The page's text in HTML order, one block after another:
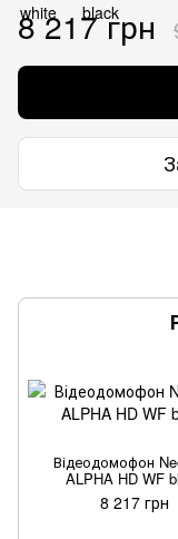
8 217 грн
Відеодомофон
ALPHA HD WF
8 217 грн